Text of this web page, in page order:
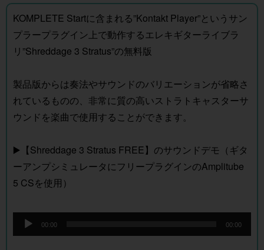
KOMPLETE Startに含まれる”Kontakt Player”というサン
プラープラグイン上で動作するエレキギターライブラ
リ”Shreddage 3 Stratus”の無料版
製品版からは奏法やサウンドのバリエーションが省略さ
れているものの、非常に質の高いストラトキャスターサ
ウンドを楽曲で使用することができます。
▶️【Shreddage 3 Stratus FREE】のサウンドデモ（ギタ
ーアンプシミュレータにフリープラグインのAmplitube
5 CSを使用）
音
00:00 00:00